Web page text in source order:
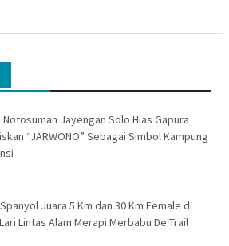
Notosuman Jayengan Solo Hias Gapura
“JARWONO” Sebagai Simbol Kampung
Juara 5 Km dan 30 Km Female di
Lintas Alam Merapi Merbabu De Trail